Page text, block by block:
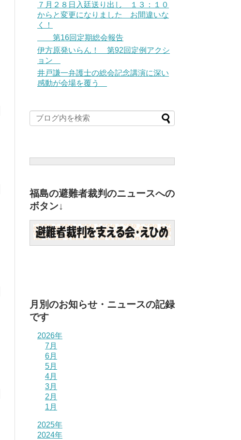
７月２８日入廷送り出し １３：１０
からと変更になりました お間違いな
く！
第16回定期総会報告
伊方原発いらん！ 第92回定例アクシ
ョン
井戸謙一弁護士の総会記念講演に深い
感動が会場を覆う
福島の避難者裁判のニュースへの
ボタン↓
月別のお知らせ・ニュースの記録
です
2026年
7月
6月
5月
4月
3月
2月
1月
2025年
2024年